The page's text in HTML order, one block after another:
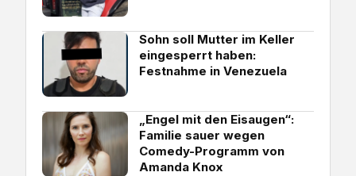
Sohn soll Mutter im Keller
eingesperrt haben:
Festnahme in Venezuela
„Engel mit den Eisaugen“:
Familie sauer wegen
Comedy-Programm von
Amanda Knox